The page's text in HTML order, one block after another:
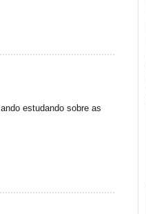
estudando sobre as